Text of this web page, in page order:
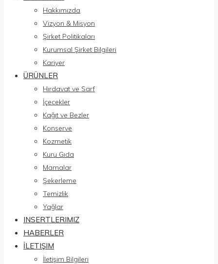
Hakkımızda
Vizyon & Misyon
Şirket Politikaları
Kurumsal Şirket Bilgileri
Kariyer
ÜRÜNLER
Hırdavat ve Sarf
İçecekler
Kağıt ve Bezler
Konserve
Kozmetik
Kuru Gıda
Mamalar
Şekerleme
Temizlik
Yağlar
INSERTLERIMIZ
HABERLER
İLETIŞIM
İletişim Bilgileri